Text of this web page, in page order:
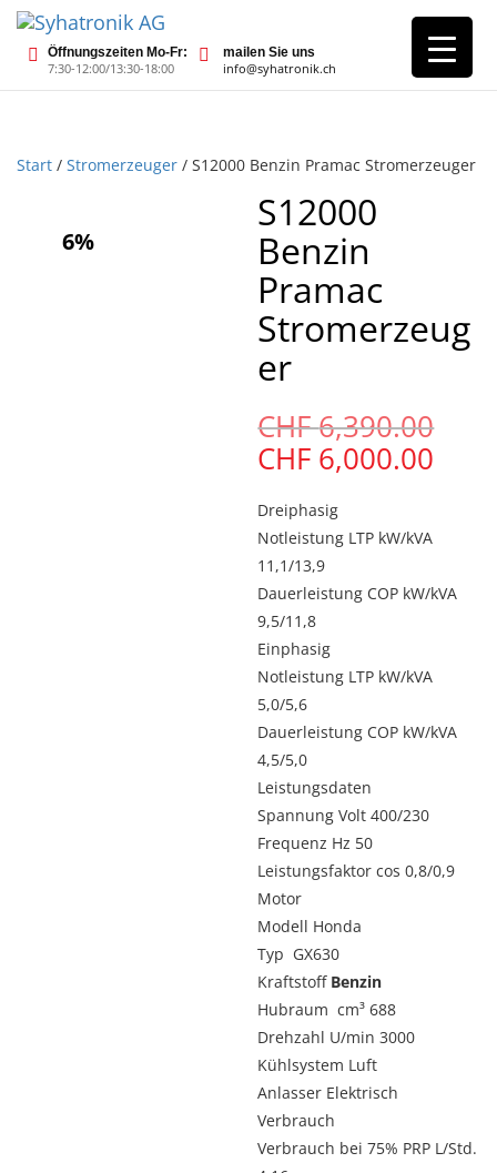
Öffnungszeiten Mo-Fr:
7:30-12:00/13:30-18:00
mailen Sie uns
info@syhatronik.ch
Start / Stromerzeuger / S12000 Benzin Pramac Stromerzeuger
6%
S12000
Benzin
Pramac
Stromerzeug
er
CHF6,390.00
CHF 6,000.00
Dreiphasig
Notleistung LTP kW/kVA
11,1/13,9
Dauerleistung COP kW/kVA
9,5/11,8
Einphasig
Notleistung LTP kW/kVA
5,0/5,6
Dauerleistung COP kW/kVA
4,5/5,0
Leistungsdaten
Spannung Volt 400/230
Frequenz Hz 50
Leistungsfaktor cos 0,8/0,9
Motor
Modell Honda
Typ GX630
Kraftstoff Benzin
Hubraum cm³ 688
Drehzahl U/min 3000
Kühlsystem Luft
Anlasser Elektrisch
Verbrauch
Verbrauch bei 75% PRP L/Std.